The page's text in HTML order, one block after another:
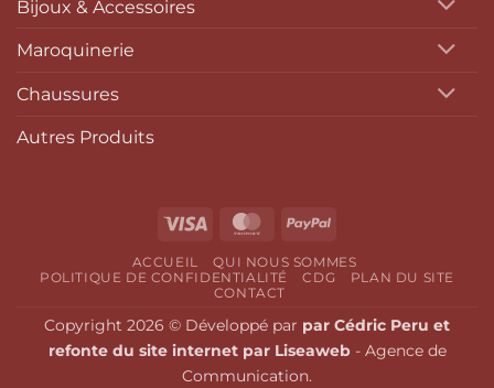
Bijoux & Accessoires
Maroquinerie
Chaussures
Autres Produits
Visa MasterCardPayPal
ACCUEIL
QUI NOUS SOMMES
POLITIQUE DE CONFIDENTIALITÉ
CDG
PLAN DU SITE
CONTACT
Copyright 2026 © Développé par par Cédric Peru et
refonte du site internet par Liseaweb - Agence de
Communication.